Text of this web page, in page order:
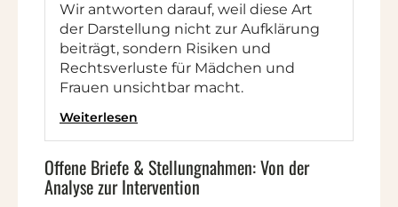
Wir antworten darauf, weil diese Art
der Darstellung nicht zur Aufklärung
beiträgt, sondern Risiken und
Rechtsverluste für Mädchen und
Frauen unsichtbar macht.
Weiterlesen
Offene Briefe & Stellungnahmen: Von der
Analyse zur Intervention